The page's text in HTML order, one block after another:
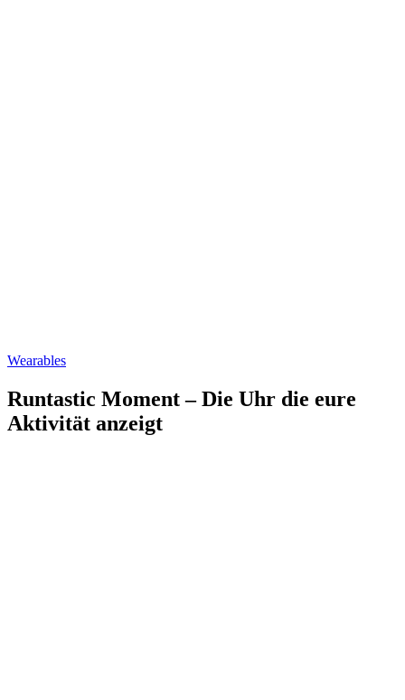
Wearables
Runtastic Moment – Die Uhr die eure
Aktivität anzeigt